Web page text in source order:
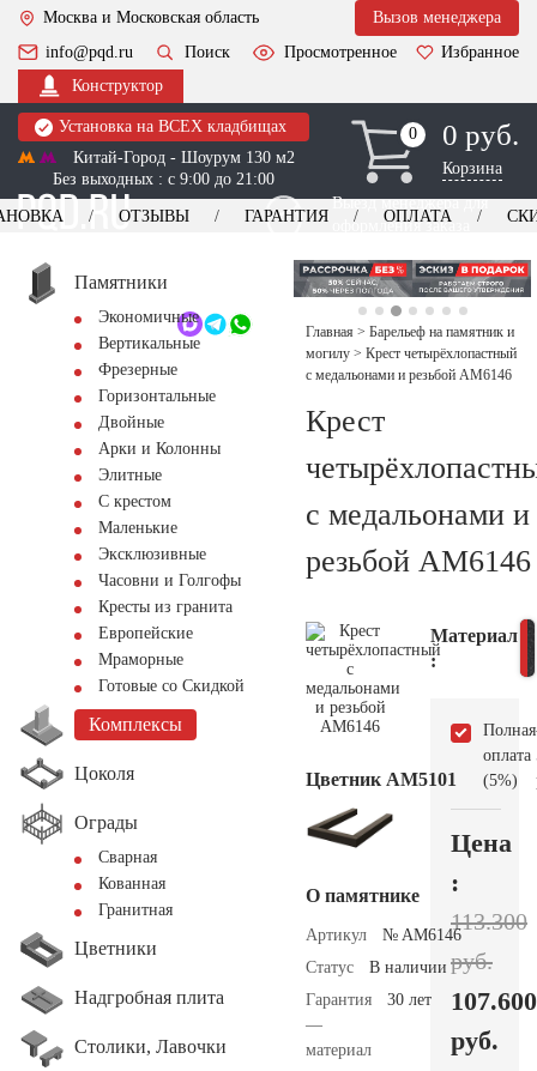
Москва и Московская область
Вызов менеджера
info@pqd.ru
Поиск Просмотренное
Избранное
Конструктор
Установка на ВСЕХ кладбищах
Китай-Город - Шоурум 130 м2
Без выходных : с 9:00 до 21:00
0
0 0 руб.
Корзина
Выезд менеджера для
оформления заказа
+7 (495) 518-44-23
Обратный звонок
ОТЗЫВЫ ГАРАНТИЯ ОПЛАТА
Памятники
Экономичные
Вертикальные
Фрезерные
Горизонтальные
Двойные
Арки и Колонны
Элитные
С крестом
Маленькие
Эксклюзивные
Часовни и Голгофы
Кресты из гранита
Европейские
Мраморные
Готовые со Скидкой
Комплексы
Цоколя
Ограды
Сварная
Кованная
Гранитная
Цветники
Надгробная плита
Столики, Лавочки
Главная > Барельеф на памятник и
могилу > Крест четырёхлопастный
с медальонами и резьбой AM6146
Крест
с медальонами и
резьбой AM6146
Цветник АМ5101
О памятнике
Артикул
№ AM6146
Статус
В наличии
Гарантия
—
материал
30 лет
Материал
:
Полная
оплата
(5%)
Цена
:
113.300
руб.
107.600
руб.